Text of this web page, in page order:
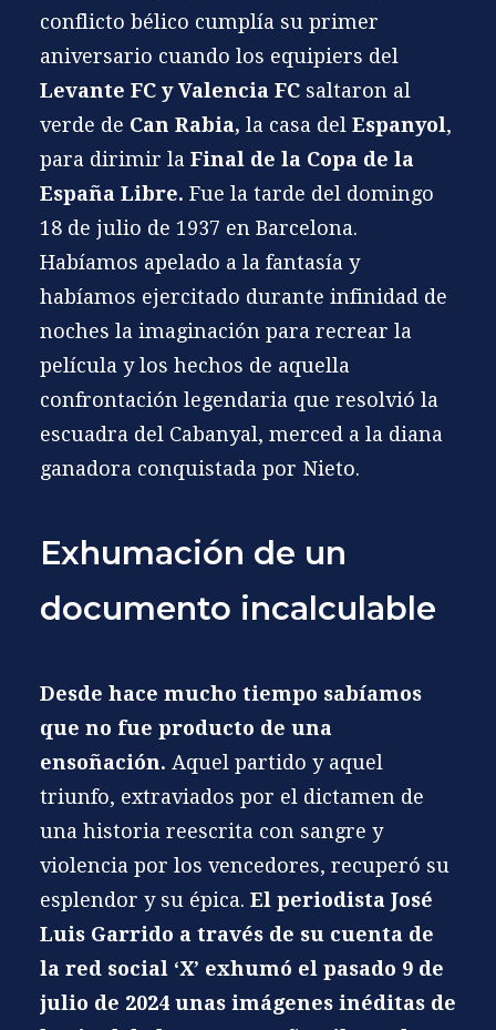
conflicto bélico cumplía su primer
aniversario cuando los equipiers del
Levante FC yValencia FC saltaron al
verde de Can Rabia, la casa del Espanyol,
para dirimir la Final de la Copa de la
España Libre. Fue la tarde del domingo
18 de julio de 1937 en Barcelona.
Habíamos apelado a la fantasía y
habíamos ejercitado durante infinidad de
noches la imaginación para recrear la
película y los hechos de aquella
confrontación legendaria que resolvió la
escuadra del Cabanyal, merced a la diana
ganadora conquistada por Nieto.
Exhumación de un
documento incalculable
Desde hace mucho tiempo sabíamos
que no fue producto de una
ensoñación. Aquel partido y aquel
triunfo, extraviados por el dictamen de
una historia reescrita con sangre y
violencia por los vencedores, recuperó su
esplendor y su épica. El periodista José
Luis Garrido a través de su cuenta de
la red social ‘X’ exhumó el pasado 9 de
julio de 2024 unas imágenes inéditas de